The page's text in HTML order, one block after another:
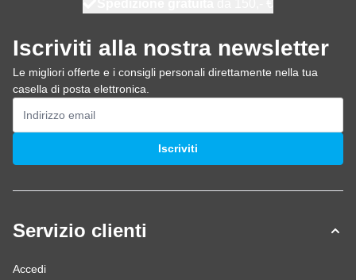
Iscriviti alla nostra newsletter
Le migliori offerte e i consigli personali direttamente nella tua
casella di posta elettronica.
Indirizzo email
Iscriviti
Servizio clienti
Accedi